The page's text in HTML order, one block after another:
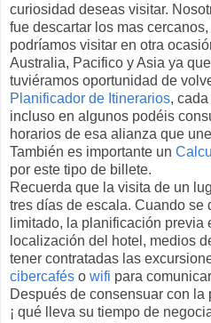
curiosidad deseas visitar.
fue descartar los mas
podríamos visitar en otra
Australia, Pacifico y Asia ya
tuviéramos oportunidad de
Planificador de Itinerarios,
incluso en algunos podéis
horarios de esa alianza que
También es importante un
por este tipo de billete.
Recuerda que la visita de un
tres días de escala. Cuando se
limitado, la planificación previa
localización del hotel, medios
tener contratadas las
cibercafés o wifi para
Después de consensuar con
¡ qué lleva su tiempo de